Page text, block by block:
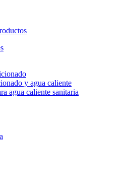
y agua caliente
agua caliente sanitaria